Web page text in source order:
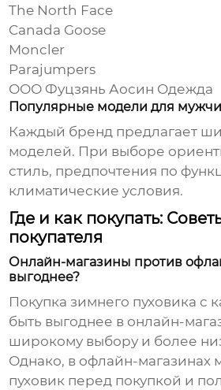
The North Face
Canada Goose
Moncler
Parajumpers
ООО Фуцзянь Аосин Одежда
Популярные модели для
Каждый бренд предлагает
моделей. При выборе
стиль, предпочтения по
климатические условия.
Где и как покупать:
покупателя
Онлайн-магазины против
выгоднее?
Покупказимнего пуховика с
быть выгоднее в онлайн-
широкому выбору и более
Однако, в офлайн-магазинах
пуховик перед покупкой и